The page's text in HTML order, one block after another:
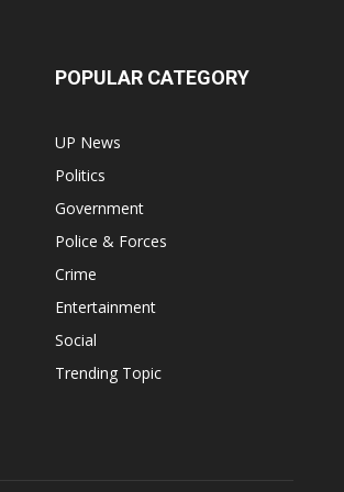
POPULAR CATEGORY
UP News
Politics
Government
Police & Forces
Crime
Entertainment
Social
Trending Topic